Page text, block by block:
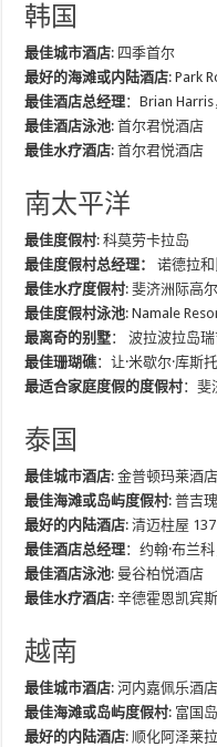
韩国
最佳城市酒店: 四季首尔
最好的海滩或内陆酒店: Park
最佳酒店总经理：Brian
最佳酒店泳池: 首尔君悦酒店
最佳水疗酒店: 首尔君悦酒店
南太平洋
最佳度假村: 科莫劳卡拉岛
最佳度假村总经理：
诺德拉
最佳水疗度假村: 斐济洲际高
最佳度假村泳池: Namale
最离奇的别墅： 波拉波拉岛
最佳珊瑚礁：让·米歇尔·库斯
最适合家庭度假的度假村：斐
泰国
最佳城市酒店: 金普顿玛莱酒店
最佳海滩或岛屿度假村: 普吉
最好的内陆酒店: 清迈柱屋
最佳酒店总经理：约翰·布兰
最佳酒店泳池: 曼谷柏悦酒店
最佳水疗酒店: 辛德霍恩凯宾
越南
最佳城市酒店: 河内嘉佩乐酒店
最佳海滩或岛屿度假村: 富国
最好的内陆酒店: 顺化阿泽莱